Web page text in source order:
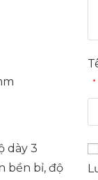
dày 3
bền bỉ, độ
*